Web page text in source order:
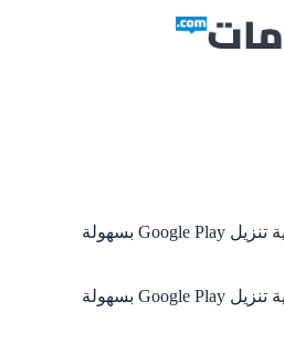
تحميل متجر بلاي اندرويد | كيفية تنزيل Google Play بسهولة
تحميل متجر بلاي اندرويد | كيفية تنزيل Google Play بسهولة